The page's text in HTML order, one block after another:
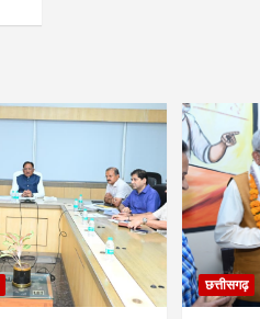
छत्तीसगढ़